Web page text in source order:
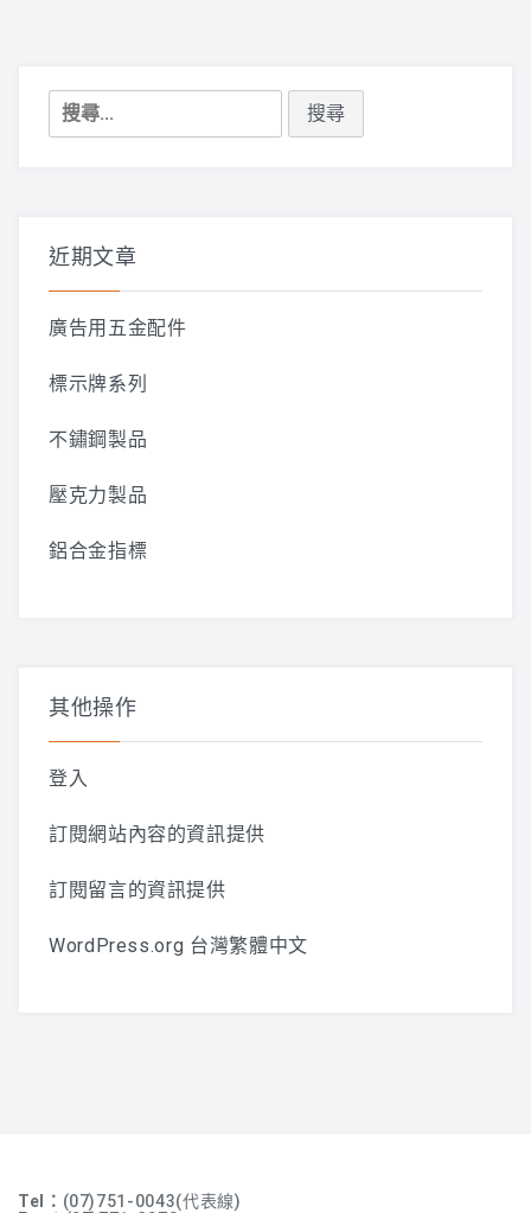
搜
尋
近期文章
廣告用五金配件
標示牌系列
不鏽鋼製品
壓克力製品
鋁合金指標
其他操作
登入
訂閱網站內容的資訊提供
訂閱留言的資訊提供
WordPress.org 台灣繁體中文
Tel： (07)751-0043(代表線)